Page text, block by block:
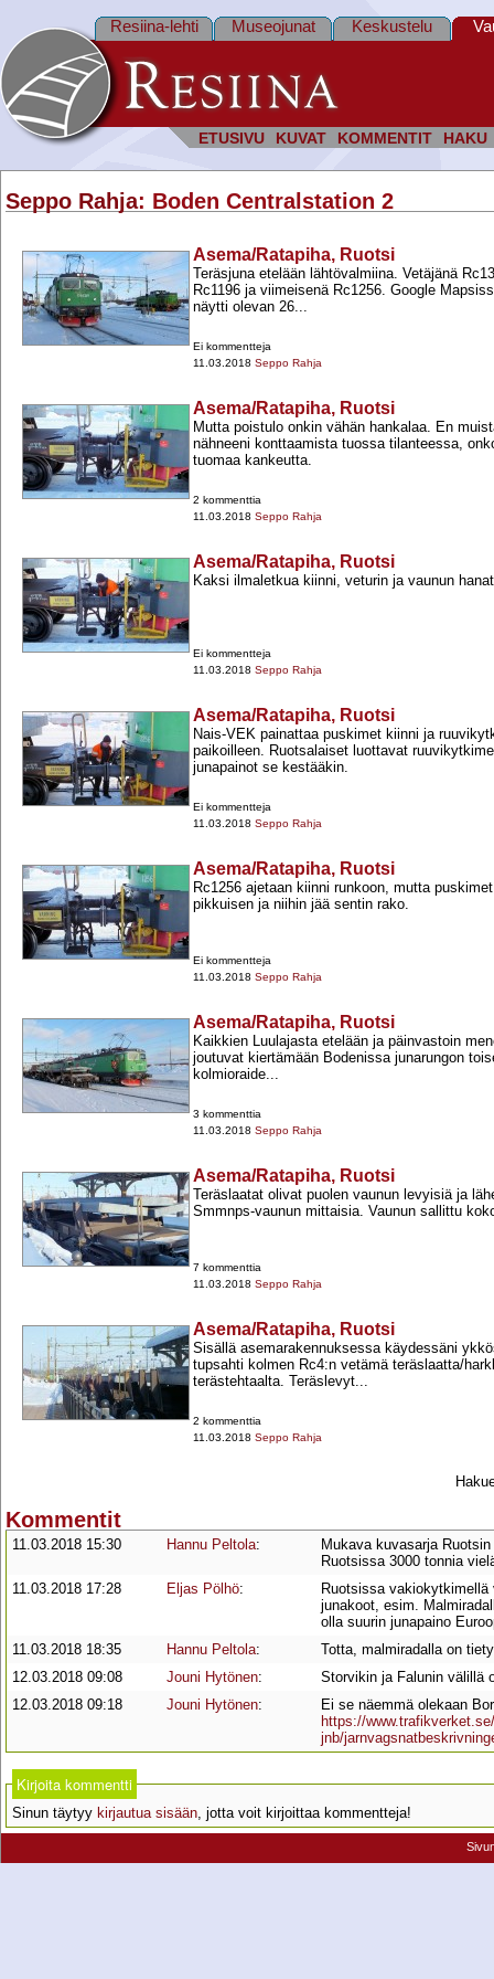
ETUSIVU KUVAT KOMMENTIT HAKU
Resiina-lehti Museojunat Keskustelu
Seppo Rahja: Boden Centralstation 2
Asema/Ratapiha, Ruotsi
Teräsjuna etelään lähtövalmiina. Vetäjänä
Rc1196 ja viimeisenä Rc1256. Google
näytti olevan 26...
Ei kommentteja
11.03.2018 Seppo Rahja
Asema/Ratapiha, Ruotsi
Mutta poistulo onkin vähän hankalaa. En
nähneeni konttaamista tuossa tilanteessa,
tuomaa kankeutta.
2 kommenttia
11.03.2018 Seppo Rahja
Asema/Ratapiha, Ruotsi
Kaksi ilmaletkua kiinni, veturin ja vaunun
Ei kommentteja
11.03.2018 Seppo Rahja
Asema/Ratapiha, Ruotsi
Nais-​VEK painattaa puskimet kiinni ja
paikoilleen. Ruotsalaiset luottavat
junapainot se kestääkin.
Ei kommentteja
11.03.2018 Seppo Rahja
Asema/Ratapiha, Ruotsi
Rc1256 ajetaan kiinni runkoon, mutta
pikkuisen ja niihin jää sentin rako.
Ei kommentteja
11.03.2018 Seppo Rahja
Asema/Ratapiha, Ruotsi
Kaikkien Luulajasta etelään ja päinvastoin
joutuvat kiertämään Bodenissa junarungon
kolmioraide...
3 kommenttia
11.03.2018 Seppo Rahja
Asema/Ratapiha, Ruotsi
Teräslaatat olivat puolen vaunun levyisiä ja
Smmnps-​vaunun mittaisia. Vaunun sallittu
7 kommenttia
11.03.2018 Seppo Rahja
Asema/Ratapiha, Ruotsi
Sisällä asemarakennuksessa käydessäni
tupsahti kolmen Rc4:n vetämä teräslaatta/
terästehtaalta. Teräslevyt...
2 kommenttia
11.03.2018 Seppo Rahja
Kommentit
11.03.2018 15:30 Hannu Peltola:
Mukava kuvasarja
Ruotsissa 3000 tonnia
11.03.2018 17:28
Eljas Pölhö:
Ruotsissa
junakoot, esim.
olla suurin junapaino
11.03.2018 18:35
Hannu Peltola:
Totta, malmiradalla on
12.03.2018 09:08
Jouni Hytönen:
Storvikin ja Falunin välillä
12.03.2018 09:18
Jouni Hytönen:
Ei se näemmä olekaan
https://
jnb/
Kirjoita kommentti
Sinun täytyy kirjautua sisään, jotta voit kirjoittaa kommentteja!